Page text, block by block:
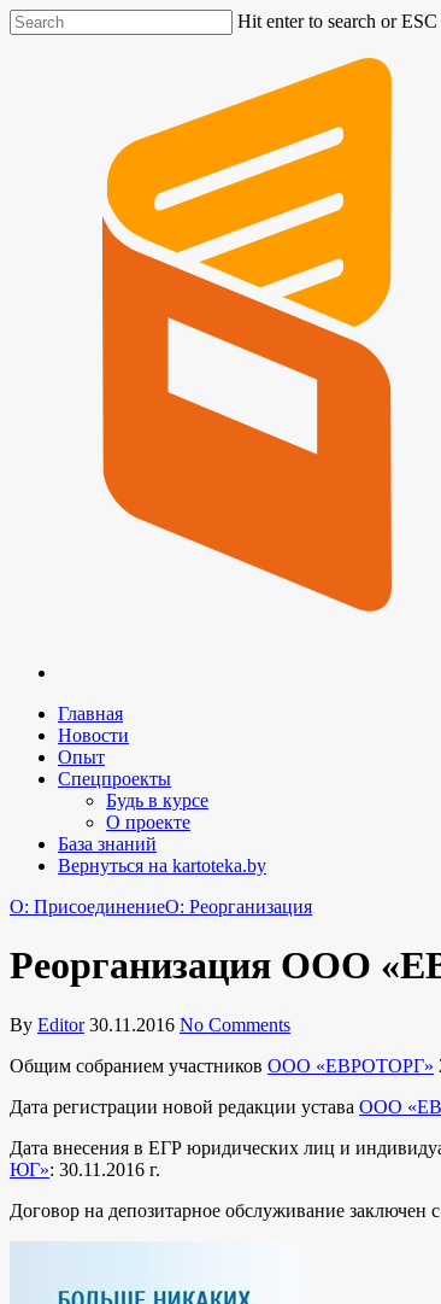
Hit enter to search or ESC
Главная
Новости
Опыт
Спецпроекты
Будь в курсе
О проекте
База знаний
Вернуться на kartoteka.by
O: ПрисоединениеO: Реорганизация
Реорганизация ООО
By Editor 30.11.2016 No Comments
Общим собранием участников ООО «ЕВРОТОРГ»
Дата регистрации новой редакции устава ООО
Дата внесения в ЕГР юридических лиц и
ЮГ»: 30.11.2016 г.
Договор на депозитарное обслуживание заключен с